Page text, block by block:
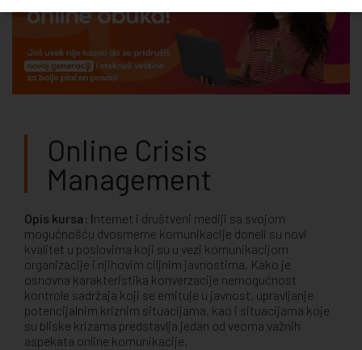
Online Crisis
Management
Opis kursa: Internet i društveni mediji sa svojom
mogućnošću dvosmerne komunikacije doneli su novi
kvalitet u poslovima koji su u vezi komunikacijom
organizacije i njihovim ciljnim javnostima. Kako je
osnovna karakteristika konverzacije nemogućnost
kontrole sadržaja koji se emituje u javnost, upravljanje
potencijalnim kriznim situacijama, kao i situacijama koje
su bliske krizama predstavlja jedan od veoma važnih
aspekata online komunikacije.